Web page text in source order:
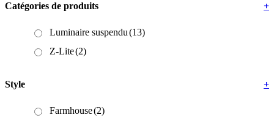
Catégories de produits +
Luminaire suspendu(13)
Z-Lite(2)
Style +
Farmhouse(2)